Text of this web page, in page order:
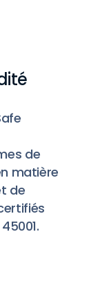
de
matière
de